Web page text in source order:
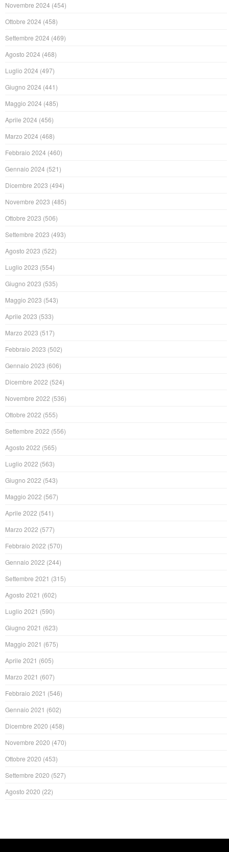
Novembre 2024 (454)
Ottobre 2024 (458)
Settembre 2024 (469)
Agosto 2024 (468)
Luglio 2024 (497)
Giugno 2024 (441)
Maggio 2024 (485)
Aprile 2024 (456)
Marzo 2024 (468)
Febbraio 2024 (460)
Gennaio 2024 (521)
Dicembre 2023 (494)
Novembre 2023 (485)
Ottobre 2023 (506)
Settembre 2023 (493)
Agosto 2023 (522)
Luglio 2023 (554)
Giugno 2023 (535)
Maggio 2023 (543)
Aprile 2023 (533)
Marzo 2023 (517)
Febbraio 2023 (502)
Gennaio 2023 (606)
Dicembre 2022 (524)
Novembre 2022 (536)
Ottobre 2022 (555)
Settembre 2022 (556)
Agosto 2022 (565)
Luglio 2022 (563)
Giugno 2022 (543)
Maggio 2022 (567)
Aprile 2022 (541)
Marzo 2022 (577)
Febbraio 2022 (570)
Gennaio 2022 (244)
Settembre 2021 (315)
Agosto 2021 (602)
Luglio 2021 (590)
Giugno 2021 (623)
Maggio 2021 (675)
Aprile 2021 (605)
Marzo 2021 (607)
Febbraio 2021 (546)
Gennaio 2021 (602)
Dicembre 2020 (458)
Novembre 2020 (470)
Ottobre 2020 (453)
Settembre 2020 (527)
Agosto 2020 (22)